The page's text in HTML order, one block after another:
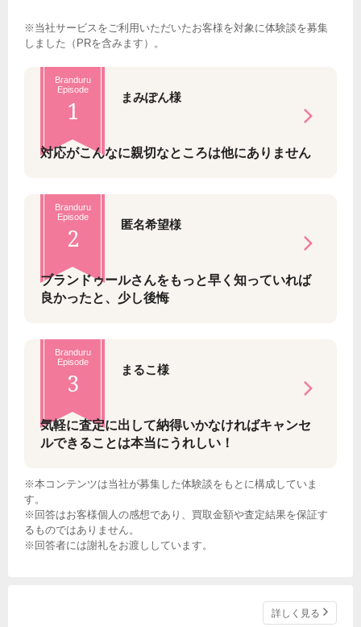
※当社サービスをご利用いただいたお客様を対象に体験談を募集
しました（PRを含みます）。
Branduru
Episode
1 まみぽん様
対応がこんなに親切なところは他にありません
Branduru
Episode
2 匿名希望様
ブランドゥールさんをもっと早く知っていれば
良かったと、少し後悔
Branduru
Episode
3 まるこ様
気軽に査定に出して納得いかなければキャンセ
ルできることは本当にうれしい！
※本コンテンツは当社が募集した体験談をもとに構成していま
す。
※回答はお客様個人の感想であり、買取金額や査定結果を保証す
るものではありません。
※回答者には謝礼をお渡ししています。
詳しく見る